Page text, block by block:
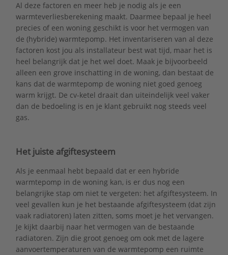
Al deze factoren en meer heb je nodig als je een
warmteverliesberekening maakt. Daarmee bepaal je heel
precies of een woning geschikt is voor het vermogen van
de (hybride) warmtepomp. Het inventariseren van al deze
factoren kost jou als installateur best wat tijd, maar het is
heel belangrijk dat je het wel doet. Maak je bijvoorbeeld
alleen een grove inschatting in de woning, dan bestaat de
kans dat de warmtepomp de woning niet goed genoeg
warm krijgt. De cv-ketel draait dan uiteindelijk veel vaker
dan de bedoeling is en je klant gebruikt nog steeds veel
gas.
Het juiste afgiftesysteem
Als je eenmaal hebt bepaald dat er een hybride
warmtepomp in de woning kan, is er dus nog een
belangrijke stap om niet te vergeten: het afgiftesysteem. In
veel gevallen kun je het bestaande afgiftesysteem (dat zijn
vaak radiatoren) laten zitten, soms moet je het vervangen.
Je kijkt daarbij naar het vermogen van de bestaande
radiatoren. Zijn die groot genoeg om ook met de lagere
aanvoertemperaturen van de warmtepomp een ruimte